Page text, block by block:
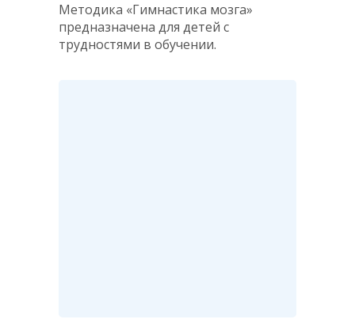
Методика «Гимнастика мозга»
предназначена для детей с
трудностями в обучении.